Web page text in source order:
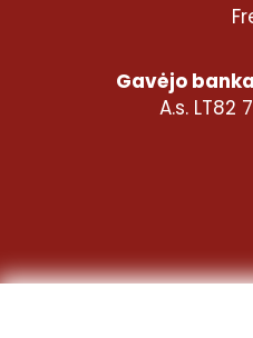
Gavėjo
A.s. LT82